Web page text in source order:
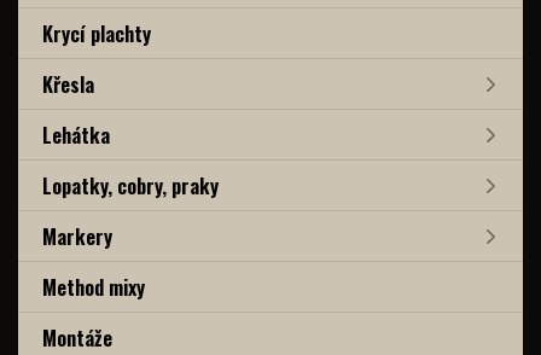
Krycí plachty
Křesla
Lehátka
Lopatky, cobry, praky
Markery
Method mixy
Montáže